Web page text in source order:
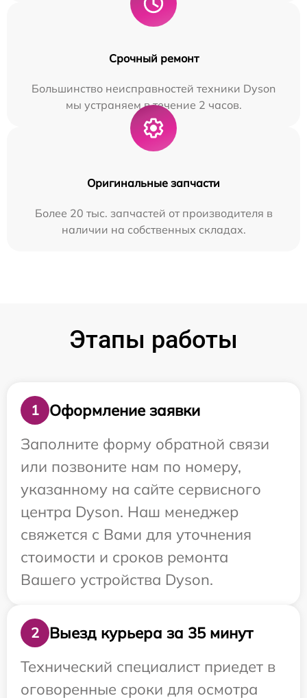
Срочный ремонт
Большинство неисправностей техники Dyson
мы устраняем в течение 2 часов.
Оригинальные запчасти
Более 20 тыс. запчастей от производителя в
наличии на собственных складах.
Этапы работы
1
Оформление заявки
Заполните форму обратной связи
или позвоните нам по номеру,
указанному на сайте сервисного
центра Dyson. Наш менеджер
свяжется с Вами для уточнения
стоимости и сроков ремонта
Вашего устройства Dyson.
2
Выезд курьера за 35 минут
Технический специалист приедет в
оговоренные сроки для осмотра